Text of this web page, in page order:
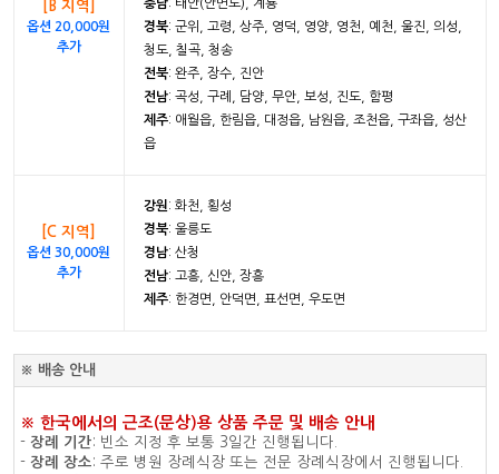
[B 지역]
옵션 20,000원
추가
충남: 태안(안면도), 계룡
경북: 군위, 고령, 상주, 영덕, 영양, 영천, 예천, 울진, 의성,
청도, 칠곡, 청송
전북: 완주, 장수, 진안
전남: 곡성, 구례, 담양, 무안, 보성, 진도, 함평
제주: 애월읍, 한림읍, 대정읍, 남원읍, 조천읍, 구좌읍, 성산
읍
[C 지역]
옵션 30,000원
추가
강원 : 화천, 횡성
경북: 울릉도
경남: 산청
전남: 고흥, 신안, 장흥
제주: 한경면, 안덕면, 표선면, 우도면
※ 배송 안내
※ 한국에서의 근조(문상)용 상품 주문 및 배송 안내
- 장례 기간: 빈소 지정 후 보통 3일간 진행됩니다.
- 장례 장소: 주로 병원 장례식장 또는 전문 장례식장에서 진행됩니다.